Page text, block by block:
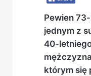
Pewien
jednym z
40-
którym się